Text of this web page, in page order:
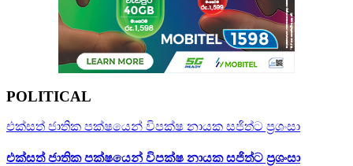
POLITICAL
එක්සත් ජාතික පක්ෂයෙන් විපක්ෂ නායක සජිත්ට ප්‍රශංසා
එක්සත් ජාතික පක්ෂයෙන් විපක්ෂ නායක සජිත්ට ප්‍රශංසා